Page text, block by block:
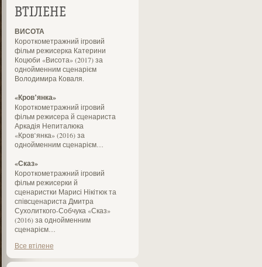
ВТІЛЕНЕ
ВИСОТА
Короткометражний ігровий
фільм режисерка Катерини
Коцюби «Висота» (2017) за
однойменним сценарієм
Володимира Коваля.
«Кров’янка»
Короткометражний ігровий
фільм режисера й сценариста
Аркадія Непиталюка
«Кров’янка» (2016) за
однойменним сценарієм…
«Сказ»
Короткометражний ігровий
фільм режисерки й
сценаристки Марисі Нікітюк та
співсценариста Дмитра
Сухолиткого-Собчука «Сказ»
(2016) за однойменним
сценарієм…
Все втілене